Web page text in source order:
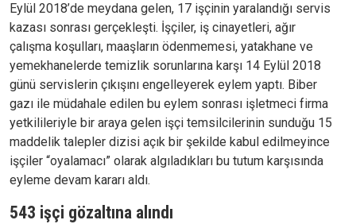
Eylül 2018’de meydana gelen, 17 işçinin yaralandığı servis
kazası sonrası gerçekleşti. İşçiler, iş cinayetleri, ağır
çalışma koşulları, maaşların ödenmemesi, yatakhane ve
yemekhanelerde temizlik sorunlarına karşı 14 Eylül 2018
günü servislerin çıkışını engelleyerek eylem yaptı. Biber
gazı ile müdahale edilen bu eylem sonrası işletmeci firma
yetkilileriyle bir araya gelen işçi temsilcilerinin sunduğu 15
maddelik talepler dizisi açık bir şekilde kabul edilmeyince
işçiler “oyalamacı” olarak algıladıkları bu tutum karşısında
eyleme devam kararı aldı.
543 işçi gözaltına alındı